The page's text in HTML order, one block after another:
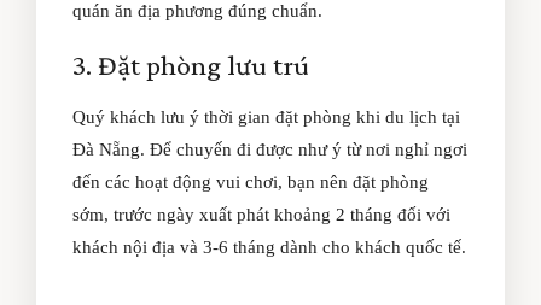
quán ăn địa phương đúng chuẩn.
3. Đặt phòng lưu trú
Quý khách lưu ý thời gian đặt phòng khi du lịch tại
Đà Nẵng. Để chuyến đi được như ý từ nơi nghỉ ngơi
đến các hoạt động vui chơi, bạn nên đặt phòng
sớm, trước ngày xuất phát khoảng 2 tháng đối với
khách nội địa và 3-6 tháng dành cho khách quốc tế.